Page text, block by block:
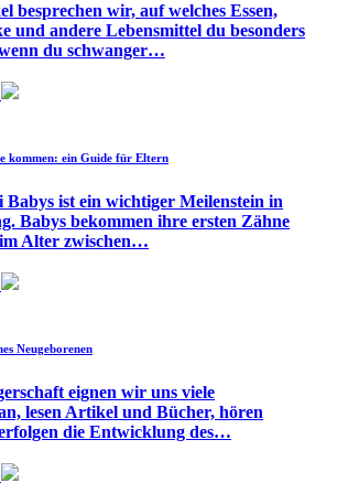
besprechen wir, auf welches Essen,
und andere Lebensmittel du besonders
du schwanger…
kommen: ein Guide für Eltern
Babys ist ein wichtiger Meilenstein in
Babys bekommen ihre ersten Zähne
Alter zwischen…
Neugeborenen
eignen wir uns viele
lesen Artikel und Bücher, hören
die Entwicklung des…